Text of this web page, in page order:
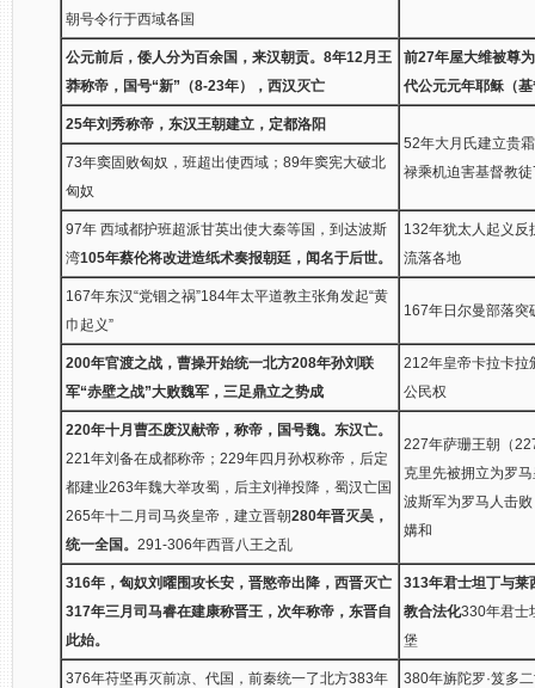
朝号令行于西域各国
公元前后，倭人分为百余国，来汉朝贡。 8年12月王
莽称帝，国号“新”（8-23年），西汉灭亡
前27年屋大维被尊
代公元元年耶稣（
25年刘秀称帝，东汉王朝建立，定都洛阳
52年大月氏建立贵
禄乘机迫害基督教
73年窦固败匈奴，班超出使西域；89年窦宪大破北
匈奴
97年 西域都护班超派甘英出使大秦等国，到达波斯
湾105年蔡伦将改进造纸术奏报朝廷，闻名于后世。
132年犹太人起义反
流落各地
167年东汉“党锢之祸”184年太平道教主张角发起“黄
巾起义”
167年日尔曼部落突
200年官渡之战，曹操开始统一北方208年孙刘联
军“赤壁之战”大败魏军，三足鼎立之势成
212年皇帝卡拉卡拉
公民权
220年十月曹丕废汉献帝，称帝，国号魏。东汉亡。
221年刘备在成都称帝；229年四月孙权称帝，后定
都建业263年魏大举攻蜀，后主刘禅投降，蜀汉亡国
265年十二月司马炎皇帝，建立晋朝280年晋灭吴，
统一全国。 291-306年西晋八王之乱
227年萨珊王朝（
克里先被拥立为罗
波斯军为罗马人击
媾和
316年，匈奴刘曜围攻长安，晋愍帝出降，西晋灭亡
317年三月司马睿在建康称晋王，次年称帝，东晋自
此始。
313年君士坦丁与莱
教合法化330年君士
堡
376年苻坚再灭前凉、代国，前秦统一了北方383年
380年旃陀罗·笈多